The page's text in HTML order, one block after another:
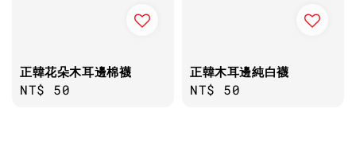
正韓花朵木耳邊棉襪
Regular
NT$ 50
正韓木耳邊純白襪
Regular
NT$ 50